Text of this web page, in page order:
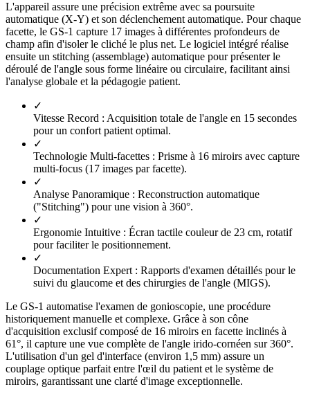
L'appareil assure une précision extrême avec sa poursuite
automatique (X-Y) et son déclenchement automatique. Pour chaque
facette, le GS-1 capture 17 images à différentes profondeurs de
champ afin d'isoler le cliché le plus net. Le logiciel intégré réalise
ensuite un stitching (assemblage) automatique pour présenter le
déroulé de l'angle sous forme linéaire ou circulaire, facilitant ainsi
l'analyse globale et la pédagogie patient.
✓
Vitesse Record : Acquisition totale de l'angle en 15 secondes
pour un confort patient optimal.
✓
Technologie Multi-facettes : Prisme à 16 miroirs avec capture
multi-focus (17 images par facette).
✓
Analyse Panoramique : Reconstruction automatique
("Stitching") pour une vision à 360°.
✓
Ergonomie Intuitive : Écran tactile couleur de 23 cm, rotatif
pour faciliter le positionnement.
✓
Documentation Expert : Rapports d'examen détaillés pour le
suivi du glaucome et des chirurgies de l'angle (MIGS).
Le GS-1 automatise l'examen de gonioscopie, une procédure
historiquement manuelle et complexe. Grâce à son cône
d'acquisition exclusif composé de 16 miroirs en facette inclinés à
61°, il capture une vue complète de l'angle irido-cornéen sur 360°.
L'utilisation d'un gel d'interface (environ 1,5 mm) assure un
couplage optique parfait entre l'œil du patient et le système de
miroirs, garantissant une clarté d'image exceptionnelle.